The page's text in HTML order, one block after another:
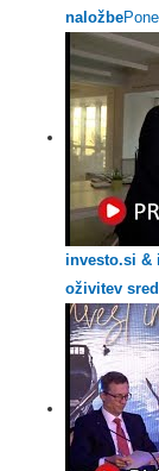
naložbe
investo.si &
oživitev